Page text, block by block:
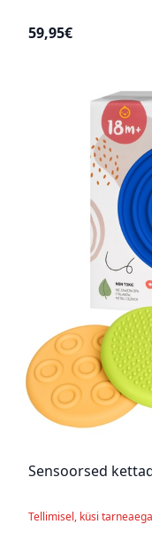
59,95€
Sensoorsed
Tellimisel, küsi tarneaega